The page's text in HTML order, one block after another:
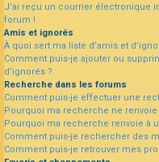
J’ai reçu un courrier électronique
forum !
Amis et ignorés
À quoi sert ma liste d’amis et
Comment puis-je ajouter ou
d’ignorés ?
Recherche dans les forums
Comment puis-je effectuer une
Pourquoi ma recherche ne renvoie
Pourquoi ma recherche renvoie à
Comment puis-je rechercher des
Comment puis-je retrouver mes